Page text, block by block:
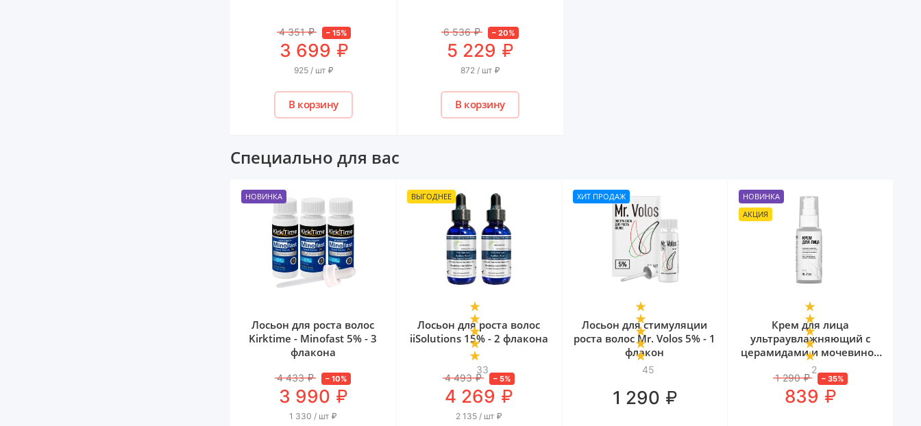
4 351 ₽ – 15%
3 699 ₽
925 / шт ₽
В корзину
6 536 ₽ – 20%
5 229 ₽
872 / шт ₽
В корзину
Специально для вас
НОВИНКА
Лосьон для роста волос
Kirktime - Minofast 5% - 3
флакона
4 433 ₽ –10%
3 990 ₽
1 330 / шт ₽
ВЫГОДНЕЕ
33
Лосьон для роста волос
iiSolutions 15% - 2 флакона
4 493 ₽ –5%
4 269 ₽
2 135 / шт ₽
ХИТ ПРОДАЖ
45
Лосьон для стимуляции
роста волос Mr. Volos 5% - 1
флакон
1 290 ₽
НОВИНКА
АКЦИЯ
2
Крем для лица
ультраувлажняющий с
церамидами и мочевиной
Mr. Volos, 50 мл
1 290 ₽ –35%
839 ₽